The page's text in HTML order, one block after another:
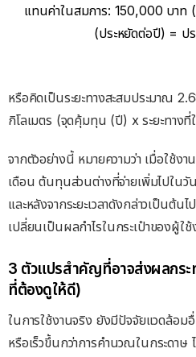
แทนค่าในสมการ: 150,000 บา
(ประหยัดต่อปี) = ป
หรือคิดเป็นระยะทางสะสมประมาณ
กิโลเมตร (จุดคุ้มทุน (ปี) x ระยะทางที่
จากตัวอย่างนี้ หมายความว่า เมื่อใช้ง
เดือน ต้นทุนส่วนต่างที่จ่ายเพิ่มไปใน
และหลังจากระยะเวลาดังกล่าวเป็นต้น
เปลี่ยนเป็นผลกำไรในกระเป๋าของผู้ใ
3 ตัวแปรสำคัญที่อาจส่งผลกร
ที่ต้องดูให้ดี)
ในการใช้งานจริง ยังมีปัจจัยแวดล้อม
หรือเร็วขึ้นกว่าการคำนวณในกระดาษ